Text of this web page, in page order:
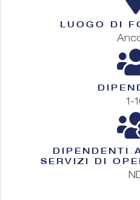
LUOGO DI
1-
DIPENDENTI
SERVIZI DI